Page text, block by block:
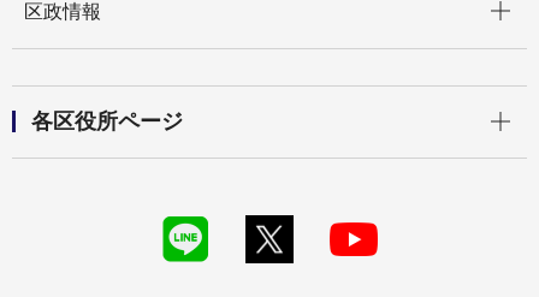
区政情報
各区役所ページ